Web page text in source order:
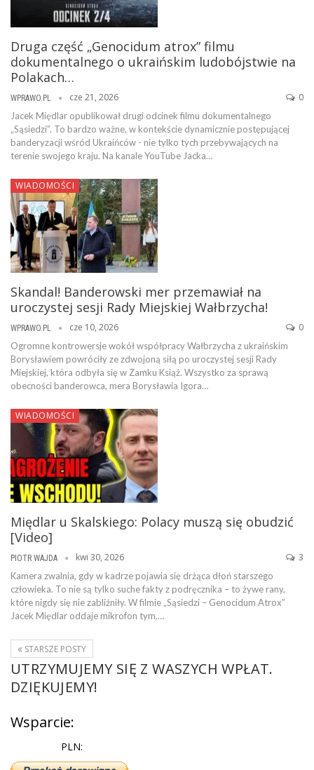
Druga część „Genocidum atrox” filmu
dokumentalnego o ukraińskim ludobójstwie na
Polakach…
WPRAWO.PL cze 21, 2026 0
Jacek Międlar opublikował drugi odcinek filmu dokumentalnego
„Sąsiedzi”. To bardzo ważne, w kontekście dynamicznie postępującej
banderyzacji wśród Ukraińców - nie tylko tych przebywających na
terenie swojego kraju. Na kanale YouTube Jacka…
WIADOMOŚCI
Skandal! Banderowski mer przemawiał na
uroczystej sesji Rady Miejskiej Wałbrzycha!
WPRAWO.PL cze 10, 2026 0
Ogromne kontrowersje wokół współpracy Wałbrzycha z ukraińskim
Borysławiem powróciły ze zdwojoną siłą po uroczystej sesji Rady
Miejskiej, która odbyła się w Zamku Książ. Wszystko za sprawą
obecności banderowca, mera Borysławia Igora…
WIADOMOŚCI
Międlar u Skalskiego: Polacy muszą się obudzić
[Video]
PIOTR WAJDA kwi 30, 2026 3
Kamera zwalnia, gdy w kadrze pojawia się drżąca dłoń starszego
człowieka. To nie są tylko suche fakty z podręcznika – to żywe rany,
które nigdy się nie zabliźniły. W filmie „Sąsiedzi – Genocidum Atrox”
Jacek Międlar oddaje mikrofon tym,…
STARSZE POSTY
UTRZYMUJEMY SIĘ Z WASZYCH WPŁAT.
DZIĘKUJEMY!
Wsparcie:
PLN: